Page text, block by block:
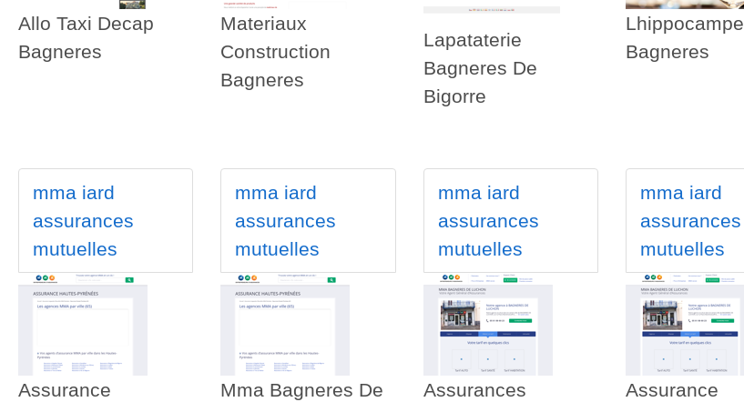
Allo Taxi Decap
Bagneres
Materiaux
Construction
Bagneres
Lapataterie
Bagneres De
Bigorre
Lhippocampe
Bagneres
mma iard
assurances
mutuelles
Assurance
mma iard
assurances
mutuelles
Mma Bagneres De
mma iard
assurances
mutuelles
Assurances
mma iard
assurances
mutuelles
Assurance